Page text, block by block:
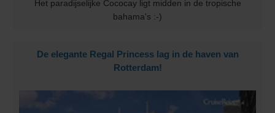
Het paradijselijke Cococay ligt midden in de tropische
bahama's :-)
De elegante Regal Princess lag in de haven van
Rotterdam!